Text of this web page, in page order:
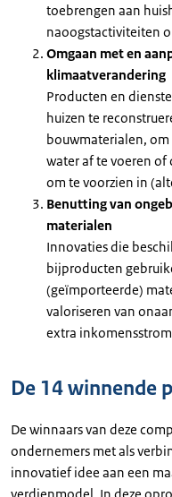
toebrengen aan
naoogstactiviteiten
Omgaan met en
klimaatverandering
Producten en
huizen te
bouwmaterialen,
water af te voeren
om te voorzien in
Benutting van
materialen
Innovaties die
bijproducten
(geïmporteerde)
valoriseren van
extra
De 14 winnende
De winnaars van deze
ondernemers met als
innovatief idee aan een